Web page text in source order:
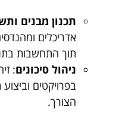
תכנון מבנים
אדריכלים
תוך התחשבות
ניהול סיכונים:
בפרויקטים
הצורך.